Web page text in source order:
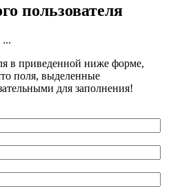
пользователя
в приведенной ниже форме,
поля, выделенные
для заполнения!